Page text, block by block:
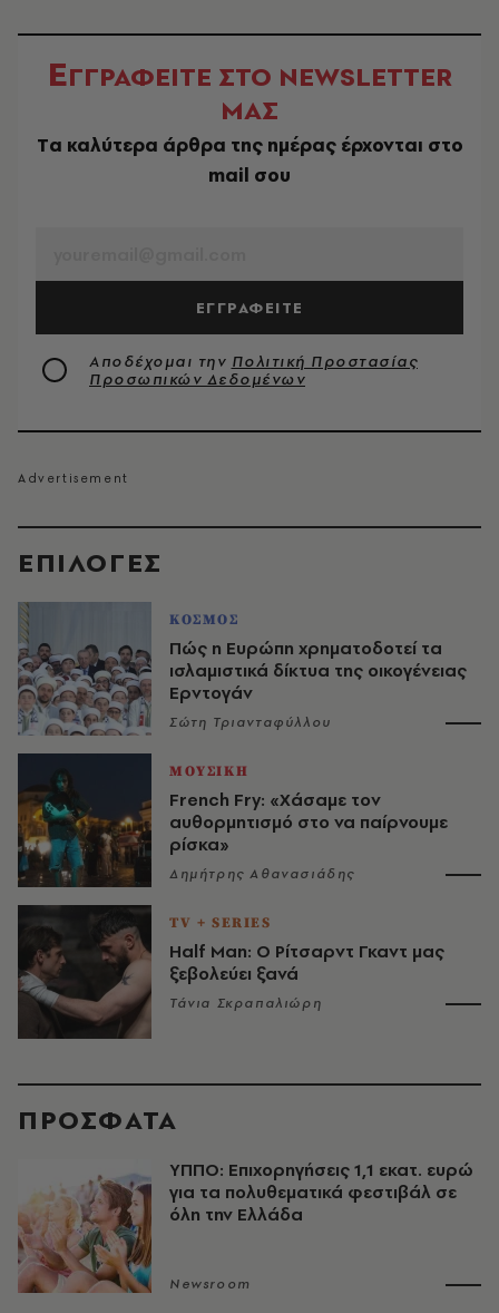
EΠΙΛΟΓΈΣ
ΚΟΣΜΟΣ
Πώς η Ευρώπη χρηματοδοτεί τα
ισλαμιστικά δίκτυα της οικογένειας
Ερντογάν
Σώτη Τριανταφύλλου
ΜΟΥΣΙΚΗ
French Fry: «Χάσαμε τον
αυθορμητισμό στο να παίρνουμε
ρίσκα»
Δημήτρης Αθανασιάδης
TV + SERIES
Half Man: Ο Ρίτσαρντ Γκαντ μας
ξεβολεύει ξανά
Τάνια Σκραπαλιώρη
ΕΓΓΡΑΦΕΙΤΕ ΣΤΟ NEWSLETTER
ΜΑΣ
Tα καλύτερα άρθρα της ημέρας έρχονται στο
mail σου
ΕΓΓΡΑΦΕΙΤΕ
Αποδέχομαι την Πολιτική Προστασίας
Προσωπικών Δεδομένων
ΠΡΟΣΦΑΤΑ
ΥΠΠΟ: Επιχορηγήσεις 1,1 εκατ. ευρώ
για τα πολυθεματικά φεστιβάλ σε
όλη την Ελλάδα
Newsroom